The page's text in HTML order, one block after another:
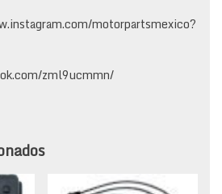
motorpartsmexico?
zml9ucmmn/